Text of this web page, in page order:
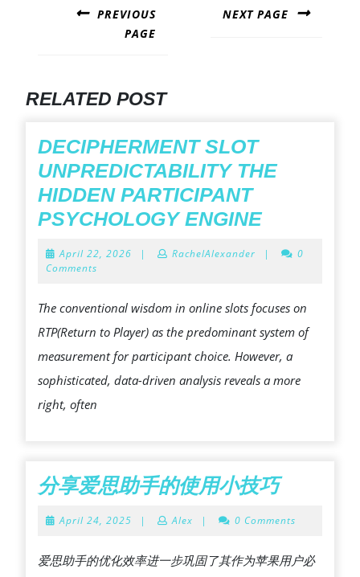
NAVIGATION
PREVIOUS
PAGE
NEXT PAGE
RELATED POST
DECIPHERMENT SLOT
UNPREDICTABILITY THE
HIDDEN PARTICIPANT
PSYCHOLOGY ENGINE
HIDDEN
ENGINE
April 22, 2026 April
| RachelAlexander |
0
Comments
The conventional wisdom in online slots focuses on
RTP(Return to Player) as the predominant system of
measurement for participant choice. However, a
sophisticated, data-driven analysis reveals a more
right, often
分享爱思助手的使用小技巧分
思
April 24, 2025 April
| Alex | 0 Comments
爱思助手的优化效率进一步巩固了其作为苹果用户必